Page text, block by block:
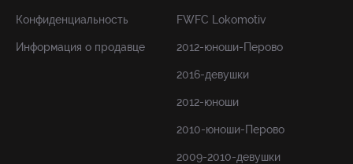
Конфиденциальность
Информация о продавце
FWFC Lokomotiv
2012-юноши-Перово
2016-девушки
2012-юноши
2010-юноши-Перово
2009-2010-девушки